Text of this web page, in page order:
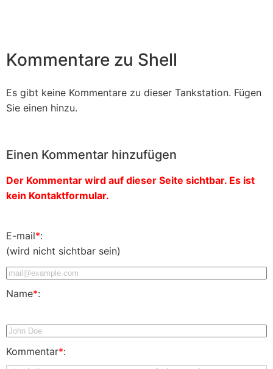
Kommentare zu Shell
Es gibt keine Kommentare zu dieser Tankstation. Fügen
Sie einen hinzu.
Einen Kommentar hinzufügen
Der Kommentar wird auf dieser Seite sichtbar. Es ist
kein Kontaktformular.
E-mail*:
(wird nicht sichtbar sein)
Name*:
Kommentar*: